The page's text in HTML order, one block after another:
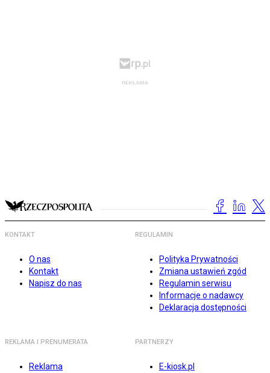
KONTAKT
O nas
Kontakt
Napisz do nas
REGULAMIN
Polityka Prywatności
Zmiana ustawień zgód
Regulamin serwisu
Informacje o nadawcy
Deklaracja dostępności
REKLAMA I PRENUMERATA
Reklama
PARTNERZY
E-kiosk.pl